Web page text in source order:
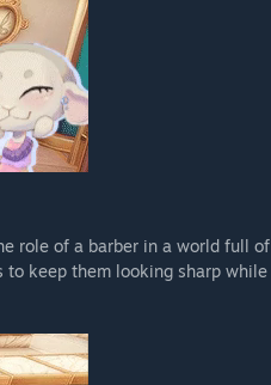
role of a barber in a world full of
to keep them looking sharp while